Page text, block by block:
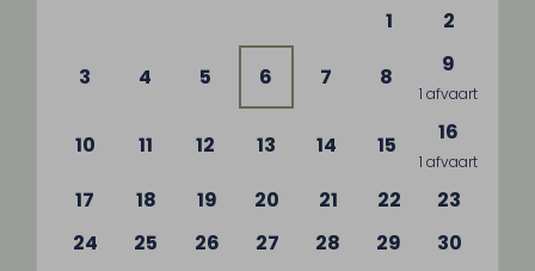
1
2
3 4 5 6 7 8 9
1 afvaart
10 11 12 13 14 15 16
1 afvaart
17 18 19 20 21 22
23
24
25 26 27 28 29
30